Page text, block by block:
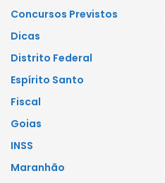
Concursos Previstos
Dicas
Distrito Federal
Espírito Santo
Fiscal
Goias
INSS
Maranhão